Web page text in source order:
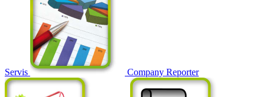
Servis Company Reporter